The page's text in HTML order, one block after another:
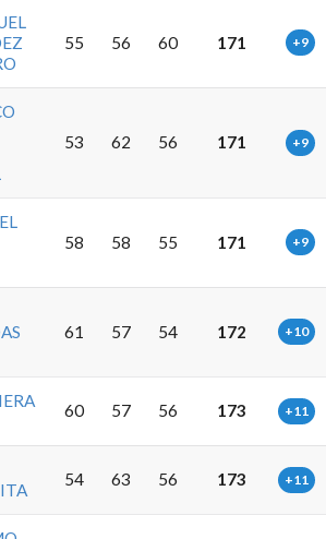
55 56 60 171 +9
53 62 56 171 +9
58 58 55 171 +9
61 57 54 172 +10
60 57 56 173 +11
54 63 56 173 +11